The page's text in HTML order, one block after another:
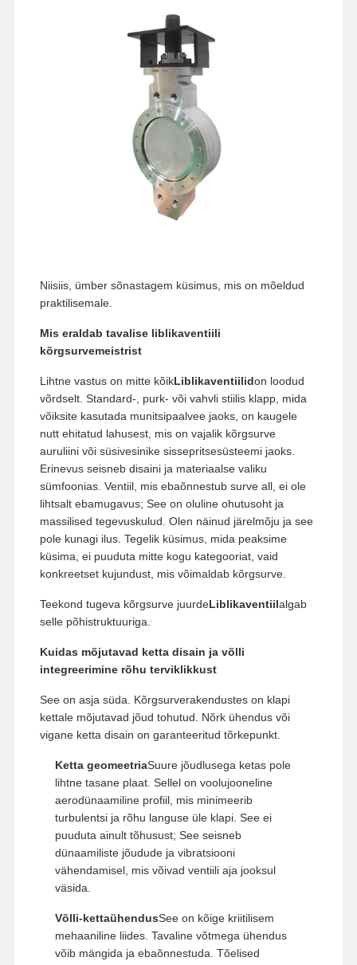
Niisiis, ümber sõnastagem küsimus, mis on mõeldud
praktilisemale.
Mis eraldab tavalise liblikaventiili
kõrgsurvemeistrist
Lihtne vastus on mitte kõikLiblikaventiilidon loodud
võrdselt. Standard-, purk- või vahvli stiilis klapp, mida
võiksite kasutada munitsipaalvee jaoks, on kaugele
nutt ehitatud lahusest, mis on vajalik kõrgsurve
auruliini või süsivesinike sissepritsesüsteemi jaoks.
Erinevus seisneb disaini ja materiaalse valiku
sümfoonias. Ventiil, mis ebaõnnestub surve all, ei ole
lihtsalt ebamugavus; See on oluline ohutusoht ja
massilised tegevuskulud. Olen näinud järelmõju ja see
pole kunagi ilus. Tegelik küsimus, mida peaksime
küsima, ei puuduta mitte kogu kategooriat, vaid
konkreetset kujundust, mis võimaldab kõrgsurve.
Teekond tugeva kõrgsurve juurdeLiblikaventiilalgab
selle põhistruktuuriga.
Kuidas mõjutavad ketta disain ja võlli
integreerimine rõhu terviklikkust
See on asja süda. Kõrgsurverakendustes on klapi
kettale mõjutavad jõud tohutud. Nõrk ühendus või
vigane ketta disain on garanteeritud tõrkepunkt.
Ketta geomeetriaSuure jõudlusega ketas pole
lihtne tasane plaat. Sellel on voolujooneline
aerodünaamiline profiil, mis minimeerib
turbulentsi ja rõhu languse üle klapi. See ei
puuduta ainult tõhusust; See seisneb
dünaamiliste jõudude ja vibratsiooni
vähendamisel, mis võivad ventiili aja jooksul
väsida.
Võlli-kettaühendusSee on kõige kriitilisem
mehaaniline liides. Tavaline võtmega ühendus
võib mängida ja ebaõnnestuda. Tõelised